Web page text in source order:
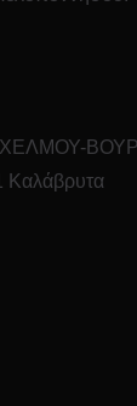
Καλάβρυτα